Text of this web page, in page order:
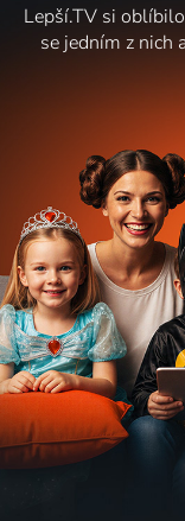
Lepší.TV si
se jedním z nich